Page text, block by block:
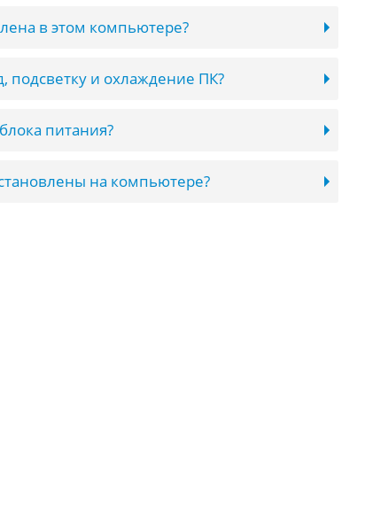
в этом компьютере?
подсветку и охлаждение ПК?
питания?
на компьютере?